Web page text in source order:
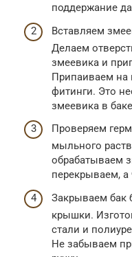
поддержание
Вставляем
Делаем
змеевика и
Припаиваем на
фитинги. Это
змеевика в
Проверяем
мыльного
обрабатываем
перекрываем, а
Закрываем бак
крышки.
стали и
Не забываем